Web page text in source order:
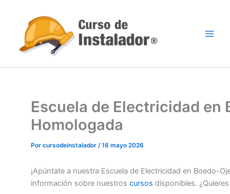
contenido
Escuela de Electricidad en
Homologada
Por cursodeinstalador /16 mayo 2026
¡Apúntate a nuestra Escuela de Electricidad en Boedo-
información sobre nuestros cursos disponibles.